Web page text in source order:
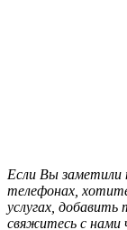
Если Вы заметили
телефонах,
услугах,
свяжитесь с нами